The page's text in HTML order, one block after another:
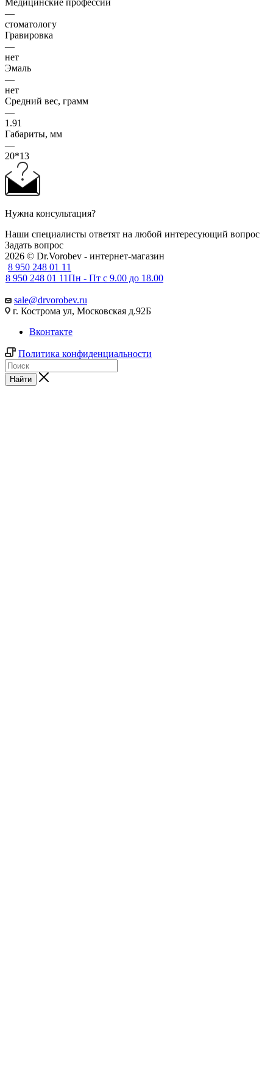
—
стоматологу
Гравировка
—
нет
Эмаль
—
нет
Средний вес, грамм
—
1.91
Габариты, мм
—
20*13
Нужна консультация?
Наши специалисты ответят на любой интересующий вопрос
Задать вопрос
2026 © Dr.Vorobev - интернет-магазин
8 950 248 01 11
8 950 248 01 11Пн - Пт с 9.00 до 18.00
sale@drvorobev.ru
г. Кострома ул, Московская д.92Б
Вконтакте
Политика конфиденциальности
Найти